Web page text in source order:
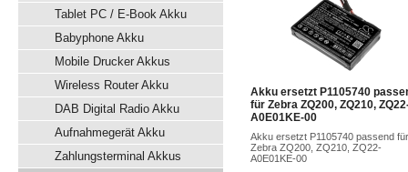
Tablet PC / E-Book Akku
Babyphone Akku
Mobile Drucker Akkus
Wireless Router Akku
DAB Digital Radio Akku
Aufnahmegerät Akku
Zahlungsterminal Akkus
Akku ersetzt P1105740
für Zebra ZQ200, ZQ210,
A0E01KE-00
Akku ersetzt P1105740 passend für
Zebra ZQ200, ZQ210, ZQ22-
A0E01KE-00